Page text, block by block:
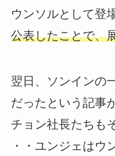
ウンソルとして登
公表したことで、
翌日、ソンインの
だったという記事
チョン社長たちも
・・ユンジェはウ